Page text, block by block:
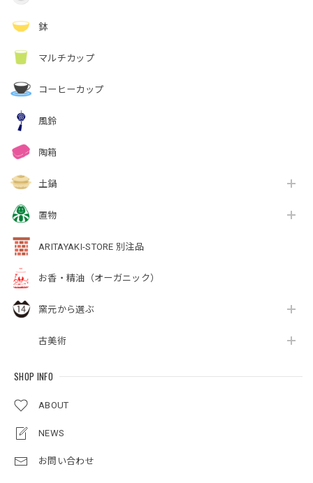
鉢
マルチカップ
コーヒーカップ
風鈴
陶箱
土鍋
置物
ARITAYAKI-STORE 別注品
お香・精油（オーガニック）
窯元から選ぶ
古美術
SHOP INFO
ABOUT
NEWS
お問い合わせ